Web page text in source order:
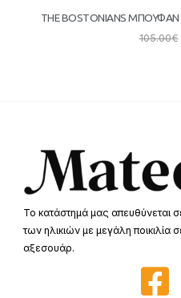
THE BOSTONIANS ΜΠΟΥΦΑΝ
105.00€
Το κατάστημά μας απευθύνεται
των ηλικιών με μεγάλη ποικιλία
αξεσουάρ.